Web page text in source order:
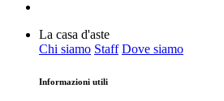
La casa d'aste
Chi siamo Staff Dove siamo
Informazioni utili